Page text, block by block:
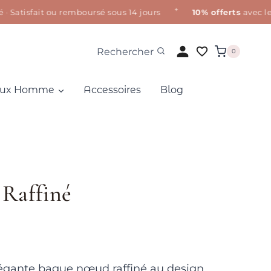
ou remboursé sous 14 jours 10% offertsavec le
Rechercher 0
Homme Accessoires Blog